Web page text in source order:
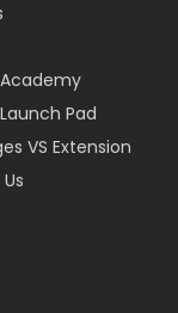
Pad
VS Extension